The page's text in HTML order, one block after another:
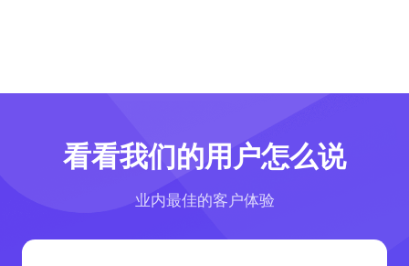
看看我们的用户怎么说
业内最佳的客户体验